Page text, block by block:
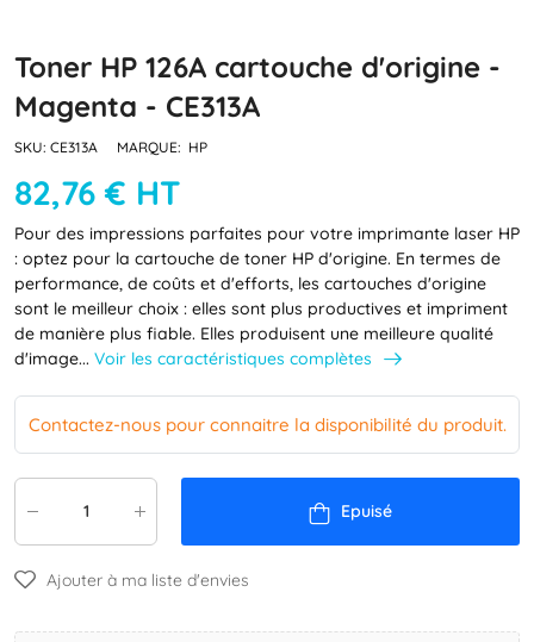
Toner HP 126A cartouche d'origine -
Magenta - CE313A
SKU: CE313A MARQUE: HP
82,76 € HT
Pour des impressions parfaites pour votre imprimante laser HP
: optez pour la cartouche de toner HP d'origine. En termes de
performance, de coûts et d'efforts, les cartouches d'origine
sont le meilleur choix : elles sont plus productives et impriment
de manière plus fiable. Elles produisent une meilleure qualité
d'image... Voir les caractéristiques complètes
Contactez-nous pour connaitre la disponibilité du produit.
Epuisé
Ajouter à ma liste d'envies